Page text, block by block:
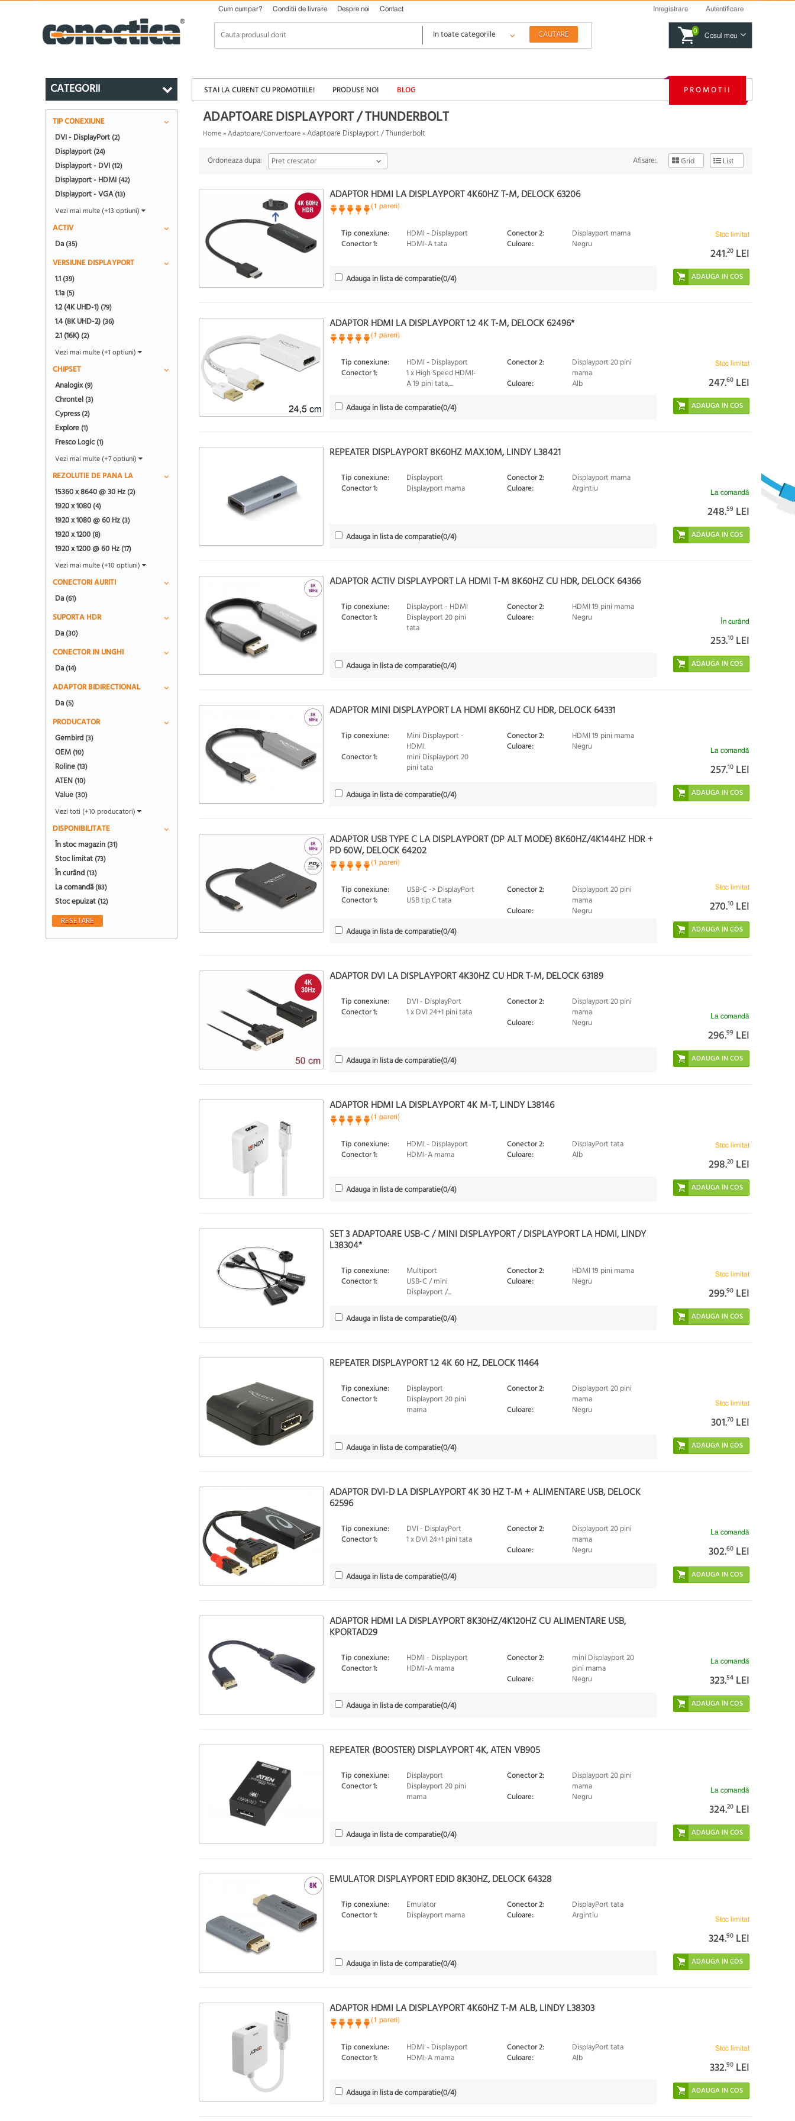
Cum cumpar? Conditii de livrare Despre noi Contact Inregistrare Autentificare
0
Cosul meu
CATEGORII STAI LA CURENT CU PROMOTIILE! PRODUSE NOI BLOG PROMOTII
ADAPTOARE DISPLAYPORT / THUNDERBOLT
Home»Adaptoare/Convertoare»Adaptoare Displayport / Thunderbolt
Ordoneaza dupa: Pret crescator Afisare: Grid List
ADAPTOR HDMI LA DISPLAYPORT 4K60HZ T-M, DELOCK 63206
(1 pareri)
Tip conexiune:
HDMI - Displayport
Conector 1:
HDMI-A tata
Conector 2:
Displayport mama
Culoare:
Negru
Adauga in lista de comparatie(0/4)
Stoc limitat
241.20 LEI
ADAPTOR HDMI LA DISPLAYPORT 1.2 4K T-M, DELOCK 62496*
(1 pareri)
Tip conexiune:
HDMI - Displayport
Conector 1:
1 x High Speed HDMI-
A 19 pini tata,...
Conector 2:
Displayport 20 pini
mama
Culoare:
Alb
Adauga in lista de comparatie(0/4)
Stoc limitat
247.60 LEI
REPEATER DISPLAYPORT 8K60HZ MAX.10M, LINDY L38421
Tip conexiune:
Displayport
Conector 1:
Displayport mama
Conector 2:
Displayport mama
Culoare:
Argintiu
Adauga in lista de comparatie(0/4)
La comandă
248.59 LEI
ADAPTOR ACTIV DISPLAYPORT LA HDMI T-M 8K60HZ CU HDR, DELOCK 64366
Tip conexiune:
Displayport - HDMI
Conector 1:
Displayport 20 pini
tata
Conector 2:
HDMI 19 pini mama
Culoare:
Negru
Adauga in lista de comparatie(0/4)
În curând
253.10 LEI
ADAPTOR MINI DISPLAYPORT LA HDMI 8K60HZ CU HDR, DELOCK 64331
Tip conexiune:
Mini Displayport -
HDMI
Conector 1:
mini Displayport 20
pini tata
Conector 2:
HDMI 19 pini mama
Culoare:
Negru
Adauga in lista de comparatie(0/4)
La comandă
257.10 LEI
ADAPTOR USB TYPE C LA DISPLAYPORT (DP ALT MODE) 8K60HZ/4K144HZ HDR +
PD 60W, DELOCK 64202
(1 pareri)
Tip conexiune:
USB-C -> DisplayPort
Conector 1:
USB tip C tata
Conector 2:
Displayport 20 pini
mama
Culoare:
Negru
Adauga in lista de comparatie(0/4)
Stoc limitat
270.10 LEI
ADAPTOR DVI LA DISPLAYPORT 4K30HZ CU HDR T-M, DELOCK 63189
Tip conexiune:
DVI - DisplayPort
Conector 1:
1 x DVI 24+1 pini tata
Conector 2:
Displayport 20 pini
mama
Culoare:
Negru
Adauga in lista de comparatie(0/4)
La comandă
296.99 LEI
ADAPTOR HDMI LA DISPLAYPORT 4K M-T, LINDY L38146
(1 pareri)
Tip conexiune:
HDMI - Displayport
Conector 1:
HDMI-A mama
Conector 2:
DisplayPort tata
Culoare:
Alb
Adauga in lista de comparatie(0/4)
Stoc limitat
298.20 LEI
SET 3 ADAPTOARE USB-C / MINI DISPLAYPORT / DISPLAYPORT LA HDMI, LINDY
L38304*
Tip conexiune:
Multiport
Conector 1:
USB-C / mini
Displayport /...
Conector 2:
HDMI 19 pini mama
Culoare:
Negru
Adauga in lista de comparatie(0/4)
Stoc limitat
299.90 LEI
REPEATER DISPLAYPORT 1.2 4K 60 HZ, DELOCK 11464
Tip conexiune:
Displayport
Conector 1:
Displayport 20 pini
mama
Conector 2:
Displayport 20 pini
mama
Culoare:
Negru
Adauga in lista de comparatie(0/4)
Stoc limitat
301.70 LEI
ADAPTOR DVI-D LA DISPLAYPORT 4K 30 HZ T-M + ALIMENTARE USB, DELOCK
62596
Tip conexiune:
DVI - DisplayPort
Conector 1:
1 x DVI 24+1 pini tata
Conector 2:
Displayport 20 pini
mama
Culoare:
Negru
Adauga in lista de comparatie(0/4)
La comandă
302.60 LEI
ADAPTOR HDMI LA DISPLAYPORT 8K30HZ/4K120HZ CU ALIMENTARE USB,
KPORTAD29
Tip conexiune:
HDMI - Displayport
Conector 1:
HDMI-A mama
Conector 2:
mini Displayport 20
pini mama
Culoare:
Negru
Adauga in lista de comparatie(0/4)
La comandă
323.54 LEI
REPEATER (BOOSTER) DISPLAYPORT 4K, ATEN VB905
Tip conexiune:
Displayport
Conector 1:
Displayport 20 pini
mama
Conector 2:
Displayport 20 pini
mama
Culoare:
Negru
Adauga in lista de comparatie(0/4)
La comandă
324.20 LEI
EMULATOR DISPLAYPORT EDID 8K30HZ, DELOCK 64328
Tip conexiune:
Emulator
Conector 1:
Displayport mama
Conector 2:
DisplayPort tata
Culoare:
Argintiu
Adauga in lista de comparatie(0/4)
Stoc limitat
324.90 LEI
ADAPTOR HDMI LA DISPLAYPORT 4K60HZ T-M ALB, LINDY L38303
(1 pareri)
Tip conexiune:
HDMI - Displayport
Conector 1:
HDMI-A mama
Conector 2:
DisplayPort tata
Culoare:
Alb
Adauga in lista de comparatie(0/4)
Stoc limitat
332.90 LEI
TIP CONEXIUNE
DVI - DisplayPort (2)
Displayport (24)
Displayport - DVI (12)
Displayport - HDMI (42)
Displayport - VGA(13)
Vezi mai multe (+13 optiuni)
ACTIV
Da (35)
VERSIUNE DISPLAYPORT
1.1 (39)
1.1a (5)
1.2 (4K UHD-1) (79)
1.4 (8K UHD-2) (36)
2.1 (16K) (2)
Vezi mai multe (+1 optiuni)
CHIPSET
Analogix(9)
Chrontel (3)
Cypress(2)
Explore (1)
Fresco Logic (1)
Vezi mai multe (+7 optiuni)
REZOLUTIE DE PANA LA
15360 x 8640 @ 30 Hz (2)
1920 x 1080 (4)
1920 x 1080 @ 60 Hz (3)
1920 x 1200 (8)
1920 x 1200 @ 60 Hz (17)
Vezi mai multe (+10 optiuni)
CONECTORI AURITI
Da (61)
SUPORTA HDR
Da (30)
CONECTOR IN UNGHI
Da (14)
ADAPTOR BIDIRECTIONAL
Da (5)
PRODUCATOR
Gembird (3)
OEM (10)
Roline (13)
ATEN (10)
Value (30)
Vezi toti (+10 producatori)
DISPONIBILITATE
În stoc magazin (31)
Stoc limitat (73)
În curând (13)
La comandă (83)
Stoc epuizat (12)
RESETARE